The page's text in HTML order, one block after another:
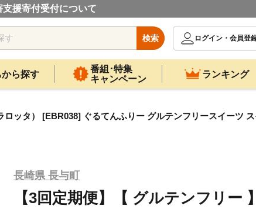
援寄付受付について
検索
ログイン・会員登
から探す
番組･特集
キャンペーン
ランキング
ッタ） [EBR038] ぐるてんふりー グルテンフリースイーツ
長崎県 長与町
【3回定期便】【 グルテンフリー